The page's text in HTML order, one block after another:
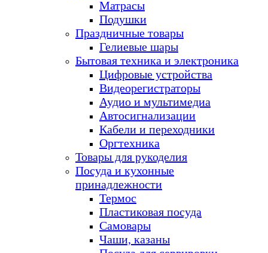
Матрасы
Подушки
Праздничные товары
Гелиевые шары
Бытовая техника и электроника
Цифровые устройства
Видеорегистраторы
Аудио и мультимедиа
Автосигнализации
Кабели и переходники
Оргтехника
Товары для рукоделия
Посуда и кухонные
принадлежности
Термос
Пластиковая посуда
Самовары
Чаши, казаны